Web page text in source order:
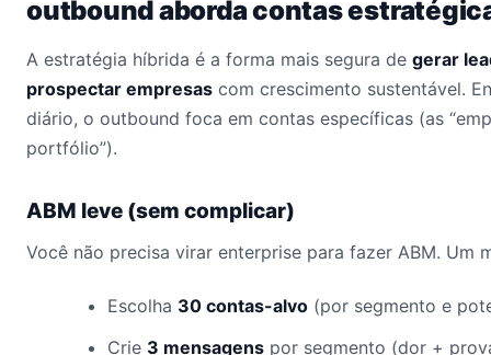
outbound aborda contas
A estratégia híbrida é a forma mais segura de gerar
prospectar empresas com crescimento sustentável.
diário, o outbound foca em contas específicas (as
portfólio”).
ABM leve (sem complicar)
Você não precisa virar enterprise para fazer ABM. Um
Escolha 30 contas-alvo (por segmento e
Crie 3 mensagens por segmento (dor +